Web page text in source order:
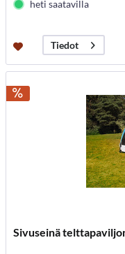
heti saatavilla
Tiedot
Sivuseinä